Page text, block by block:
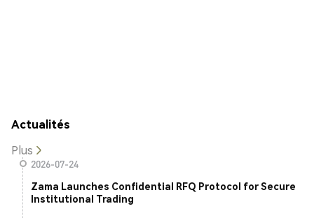
Actualités
Plus
2026-07-24
Zama Launches Confidential RFQ Protocol for Secure
Institutional Trading